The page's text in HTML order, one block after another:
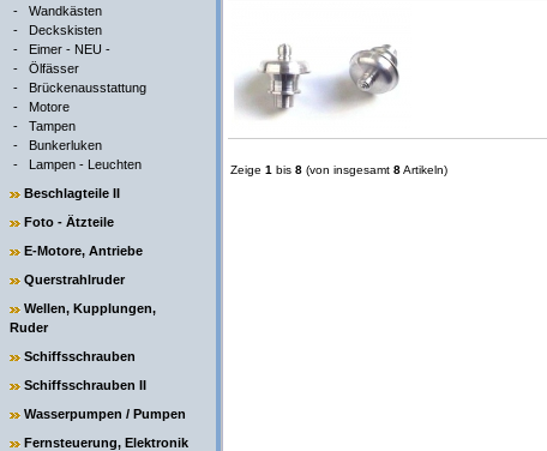
- Wandkästen
- Deckskisten
- Eimer - NEU -
- Ölfässer
- Brückenausstattung
- Motore
- Tampen
- Bunkerluken
- Lampen - Leuchten
Beschlagteile II
Foto - Ätzteile
E-Motore, Antriebe
Querstrahlruder
Wellen, Kupplungen,
Ruder
Schiffsschrauben
Schiffsschrauben II
Wasserpumpen / Pumpen
Fernsteuerung, Elektronik
Zeige 1 bis 8 (von insgesamt 8Artikeln)